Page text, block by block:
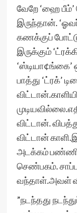
வேறே ‘ஹை
இருந்தான்.
கணக்குப்
இருக்கும்
பாத்து ‘ட்ரக்’
விட்டான்.
விட்டான்
அடக்கம் பண்ணி
செண்பகம்.
வந்தாள்.அவள்
”நடந்தது